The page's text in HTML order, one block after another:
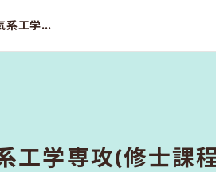
工学系研究科電気系工学専攻(修士課程2年)の下村颯志(指導教員：廣瀬明)さんが、2018年8月1-4日に富山国際会議場およびANAクラウンプラザ富山で開催された第40回電磁界理論の進歩国際会議にて3日(金)、Young Scientist Award および Best Student Paper Award(第3位)を受賞しました。 論文：下村颯志、廣瀬明、「Singular-point Generating Mechanisms Based on the Correlations among the Parameters in Coherency Matrix and Those in the Optimized Scattering-mechanism Vector in PolInSAR」 偏波干渉合成開口レーダにおいて、位相歪みと偏波状態を表す各パラメータ間の関係を調べることにより位相特異点の生成機序を解析した。
工学専攻(修士課